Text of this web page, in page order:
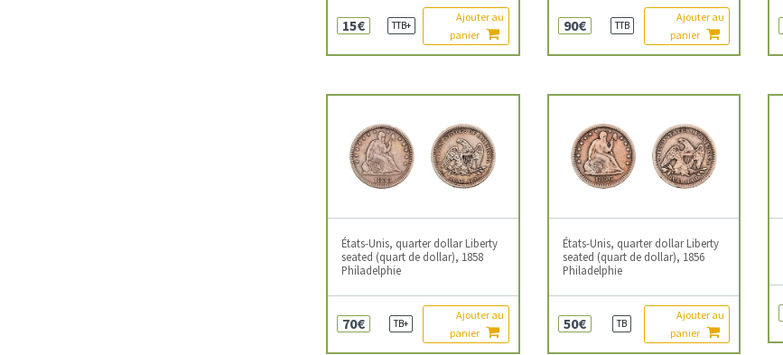
15€ TTB+
Ajouter au
panier
90€ TTB
Ajouter au
panier
États-Unis, quarter dollar Liberty
seated (quart de dollar), 1858
Philadelphie
70€ TB+
Ajouter au
panier
États-Unis, quarter dollar Liberty
seated (quart de dollar), 1856
Philadelphie
50€ TB
Ajouter au
panier